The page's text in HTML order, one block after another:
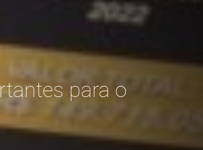
para o